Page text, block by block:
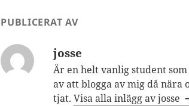
PUBLICERAT AV
josse
Är en helt vanlig student
av att blogga av mig då
tjat.Visa alla inlägg av josse